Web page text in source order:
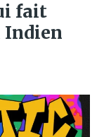
fait
Indien